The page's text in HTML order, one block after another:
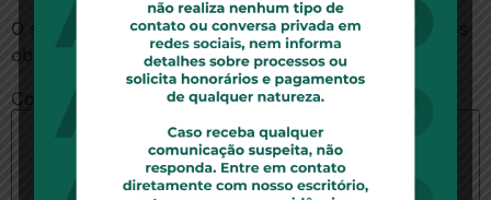
O seu endereço de e-mail não será publicado.
obrigatórios são marcados com*
Comentário